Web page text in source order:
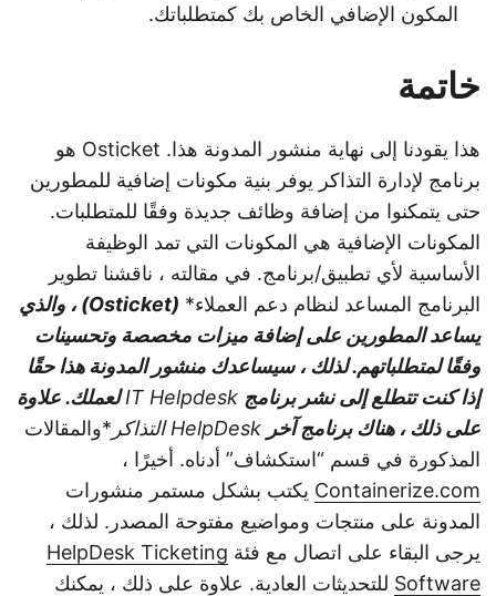
المكون الإضافي الخاص بك كمتطلباتك.
خاتمة
هذا يقودنا إلى نهاية منشور المدونة هذا. Osticket هو
برنامج لإدارة التذاكر يوفر بنية مكونات إضافية للمطورين
حتى يتمكنوا من إضافة وظائف جديدة وفقًا للمتطلبات.
المكونات الإضافية هي المكونات التي تمد الوظيفة
الأساسية لأي تطبيق/برنامج. في مقالته ، ناقشنا تطوير
البرنامج المساعد لنظام دعم العملاء*
(Osticket) ، والذي
يساعد المطورين على إضافة ميزات مخصصة وتحسينات
وفقًا لمتطلباتهم. لذلك ، سيساعدك منشور المدونة هذا حقًا
إذا كنت تتطلع إلى نشر برنامج
لعملك. علاوة
على ذلك ، هناك برنامج آخر
*والمقالات
المذكورة في قسم “استكشاف” أدناه. أخيرًا ،
Containerize.com يكتب بشكل مستمر منشورات
المدونة على منتجات ومواضيع مفتوحة المصدر. لذلك ،
يرجى البقاء على اتصال مع فئة HelpDesk Ticketing
Software للتحديثات العادية. علاوة على ذلك ، يمكنك